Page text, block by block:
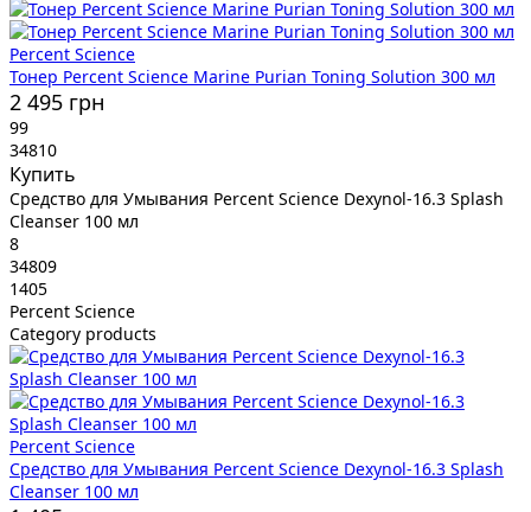
Percent Science
Тонер Percent Science Marine Purian Toning Solution 300 мл
2 495 грн
99
34810
Купить
Средство для Умывания Percent Science Dexynol-16.3 Splash
Cleanser 100 мл
8
34809
1405
Percent Science
Category products
Percent Science
Средство для Умывания Percent Science Dexynol-16.3 Splash
Cleanser 100 мл